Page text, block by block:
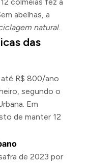
abelhas, a
natural.
das
R$ 800/ano
segundo o
Em
de manter 12
de 2023 por